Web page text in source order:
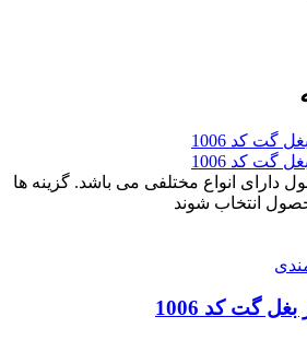
دارای انواع مختلفی می باشد. گزینه ها
انتخاب شوند
گت کد 1006